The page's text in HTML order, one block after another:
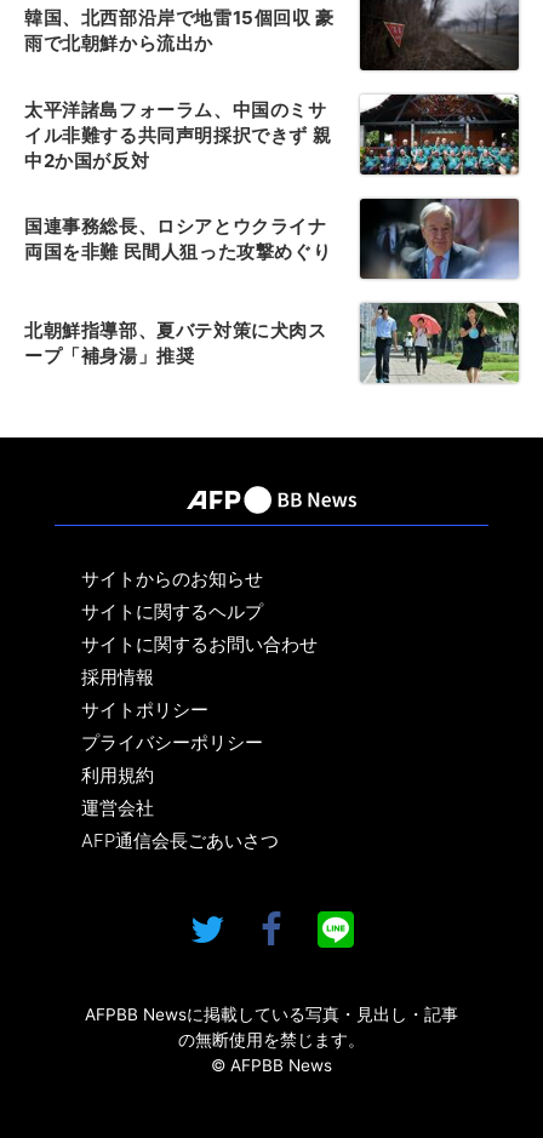
韓国、北西部沿岸で地雷15個回収 豪
雨で北朝鮮から流出か
太平洋諸島フォーラム、中国のミサ
イル非難する共同声明採択できず 親
中2か国が反対
国連事務総長、ロシアとウクライナ
両国を非難 民間人狙った攻撃めぐり
北朝鮮指導部、夏バテ対策に犬肉ス
ープ「補身湯」推奨
サイトからのお知らせ
サイトに関するヘルプ
サイトに関するお問い合わせ
採用情報
サイトポリシー
プライバシーポリシー
利用規約
運営会社
AFP通信会長ごあいさつ
AFPBB Newsに掲載している写真・見出し・記事
の無断使用を禁じます。
© AFPBB News